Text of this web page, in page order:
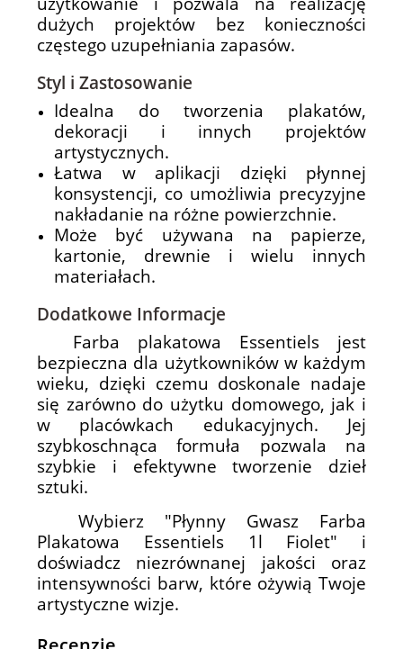
dużych projektów bez konieczności
częstego uzupełniania zapasów.
Styl i Zastosowanie
Idealna do tworzenia plakatów,
dekoracji i innych projektów
artystycznych.
Łatwa w aplikacji dzięki płynnej
konsystencji, co umożliwia precyzyjne
nakładanie na różne powierzchnie.
Może być używana na papierze,
kartonie, drewnie i wielu innych
materiałach.
Dodatkowe Informacje
Farba plakatowa Essentiels jest
bezpieczna dla użytkowników w każdym
wieku, dzięki czemu doskonale nadaje
się zarówno do użytku domowego, jak i
w placówkach edukacyjnych. Jej
szybkoschnąca formuła pozwala na
szybkie i efektywne tworzenie dzieł
sztuki.
Wybierz "Płynny Gwasz Farba
Plakatowa Essentiels 1l Fiolet" i
doświadcz niezrównanej jakości oraz
intensywności barw, które ożywią Twoje
artystyczne wizje.